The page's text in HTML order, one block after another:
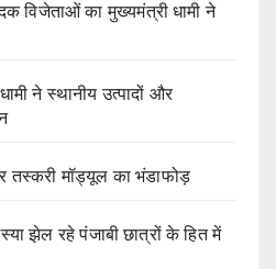
विजेताओं का मुख्यमंत्री धामी ने
ने स्थानीय उत्पादों और
तस्करी मॉड्यूल का भंडाफोड़
झेल रहे पंजाबी छात्रों के हित में